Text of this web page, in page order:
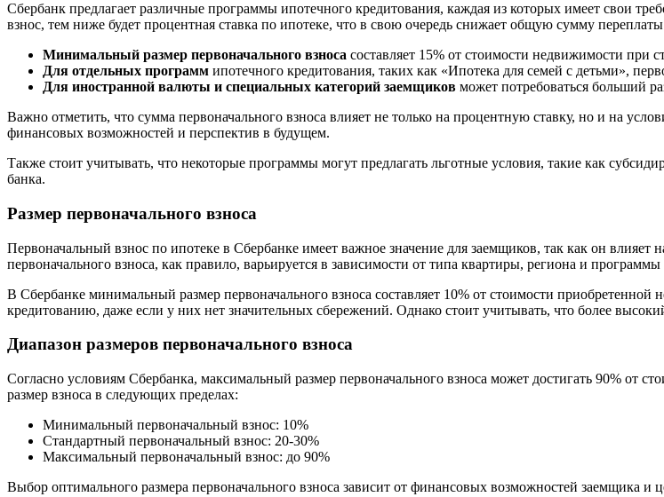
Сбербанк предлагает различные программы ипотечного кредитования, каждая из которых имеет свои
взнос, тем ниже будет процентная ставка по ипотеке, что в свою очередь снижает общую сумму
Минимальный размер первоначального взноса составляет 15% от стоимости недвижимости при
Для отдельных программ ипотечного кредитования, таких как «Ипотека для семей с детьми»,
Для иностранной валюты и специальных категорий заемщиков может потребоваться больший
Важно отметить, что сумма первоначального взноса влияет не только на процентную ставку, но и на
финансовых возможностей и перспектив в будущем.
Также стоит учитывать, что некоторые программы могут предлагать льготные условия, такие как
банка.
Размер первоначального взноса
Первоначальный взнос по ипотеке в Сбербанке имеет важное значение для заемщиков, так как он
первоначального взноса, как правило, варьируется в зависимости от типа квартиры, региона и
В Сбербанке минимальный размер первоначального взноса составляет 10% от стоимости
кредитованию, даже если у них нет значительных сбережений. Однако стоит учитывать, что более
Диапазон размеров первоначального взноса
Согласно условиям Сбербанка, максимальный размер первоначального взноса может достигать 90% от
размер взноса в следующих пределах:
Минимальный первоначальный взнос: 10%
Стандартный первоначальный взнос: 20-30%
Максимальный первоначальный взнос: до 90%
Выбор оптимального размера первоначального взноса зависит от финансовых возможностей заемщика и